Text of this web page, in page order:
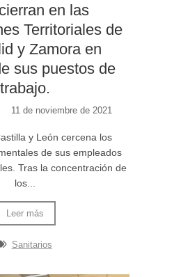
en las
Territoriales de
y Zamora en
sus puestos de
trabajo.
11 de noviembre de 2021
y León cercena los
de sus empleados
Tras la concentración de
los...
Leer más
Sanitarios